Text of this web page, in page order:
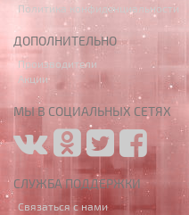
Политика конфиденциальности
ДОПОЛНИТЕЛЬНО
Производители
Акции
МЫ В СОЦИАЛЬНЫХ СЕТЯХ
СЛУЖБА ПОДДЕРЖКИ
Связаться с нами